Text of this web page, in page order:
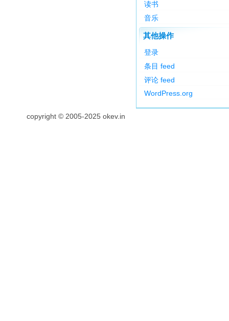
读书
音乐
其他操作
登录
条目 feed
评论 feed
WordPress.org
copyright © 2005-2025 okev.in